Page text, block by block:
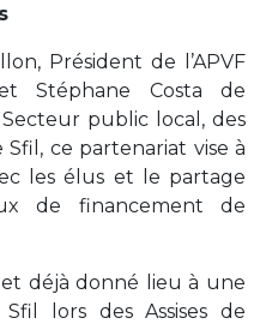
Président de l’APVF
Stéphane Costa de
public local, des
ce partenariat vise à
les élus et le partage
de financement de
et déjà donné lieu à une
lors des Assises de